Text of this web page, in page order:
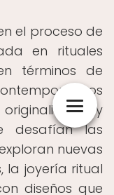
el proceso de
en rituales
términos de
y
desafían las
nuevas
la joyería ritual
diseños que